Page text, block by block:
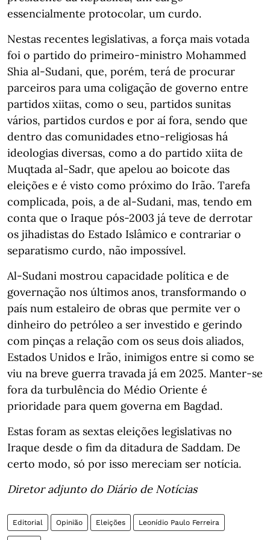
essencialmente protocolar, um curdo.
Nestas recentes legislativas, a força mais votada
foi o partido do primeiro-ministro Mohammed
Shia al-Sudani, que, porém, terá de procurar
parceiros para uma coligação de governo entre
partidos xiitas, como o seu, partidos sunitas
vários, partidos curdos e por aí fora, sendo que
dentro das comunidades etno-religiosas há
ideologias diversas, como a do partido xiita de
Muqtada al-Sadr, que apelou ao boicote das
eleições e é visto como próximo do Irão. Tarefa
complicada, pois, a de al-Sudani, mas, tendo em
conta que o Iraque pós-2003 já teve de derrotar
os jihadistas do Estado Islâmico e contrariar o
separatismo curdo, não impossível.
Al-Sudani mostrou capacidade política e de
governação nos últimos anos, transformando o
país num estaleiro de obras que permite ver o
dinheiro do petróleo a ser investido e gerindo
com pinças a relação com os seus dois aliados,
Estados Unidos e Irão, inimigos entre si como se
viu na breve guerra travada já em 2025. Manter-se
fora da turbulência do Médio Oriente é
prioridade para quem governa em Bagdad.
Estas foram as sextas eleições legislativas no
Iraque desde o fim da ditadura de Saddam. De
certo modo, só por isso mereciam ser notícia.
Diretor adjunto do Diário de Notícias
Editorial Opinião Eleições Leonídio Paulo Ferreira